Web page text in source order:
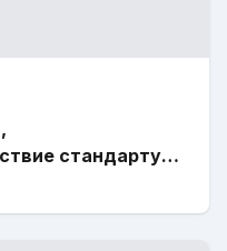
стандарту